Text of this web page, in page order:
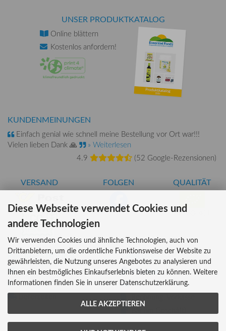
UNSER PRODUKTKATALOG
Online blättern
Kostenlos anfordern!
KUNDENMEINUNGEN
Einfach genial wie schnell meine Bestellung vor Ort war!!!
Vielen lieben Dank 🙏
» Weiterlesen
4.9
(52 Google-Rezensionen)
VERSAND FOLGEN QUALITÄT
AT-BIO-401
INFORMATIONEN
Über uns
Versandkosten
ZAHLUNG
Kreditkarte
Diese Webseite verwendet Cookies und
andere Technologien
Wir verwenden Cookies und ähnliche Technologien, auch von
Drittanbietern, um die ordentliche Funktionsweise der Website zu
gewährleisten, die Nutzung unseres Angebotes zu analysieren und
Ihnen ein bestmögliches Einkaufserlebnis bieten zu können. Weitere
Informationen finden Sie in unserer Datenschutzerklärung.
ALLE AKZEPTIEREN